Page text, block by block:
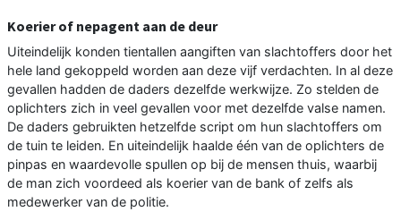
Koerier of nepagent aan de deur
Uiteindelijk konden tientallen aangiften van slachtoffers door het
hele land gekoppeld worden aan deze vijf verdachten. In al deze
gevallen hadden de daders dezelfde werkwijze. Zo stelden de
oplichters zich in veel gevallen voor met dezelfde valse namen.
De daders gebruikten hetzelfde script om hun slachtoffers om
de tuin te leiden. En uiteindelijk haalde één van de oplichters de
pinpas en waardevolle spullen op bij de mensen thuis, waarbij
de man zich voordeed als koerier van de bank of zelfs als
medewerker van de politie.